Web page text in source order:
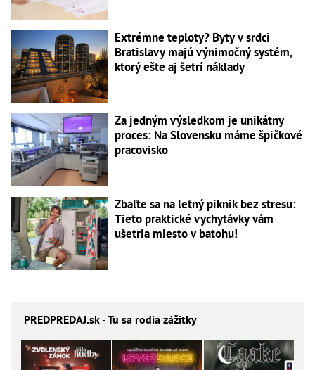
Extrémne teploty? Byty v srdci
Bratislavy majú výnimočný systém,
ktorý ešte aj šetrí náklady
Za jedným výsledkom je unikátny
proces: Na Slovensku máme špičkové
pracovisko
Zbaľte sa na letný piknik bez stresu:
Tieto praktické vychytávky vám
ušetria miesto v batohu!
PREDPREDAJ.sk - Tu sa rodia zážitky